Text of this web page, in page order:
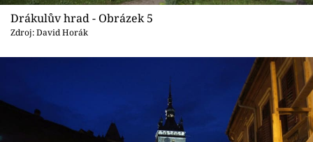
Drákulův hrad - Obrázek 5
Zdroj: David Horák